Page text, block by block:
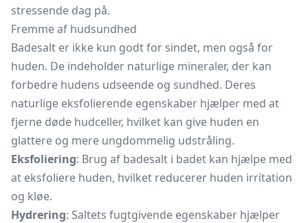
stressende dag på.
Fremme af hudsundhed
Badesalt er ikke kun godt for sindet, men også for
huden. De indeholder naturlige mineraler, der kan
forbedre hudens udseende og sundhed. Deres
naturlige eksfolierende egenskaber hjælper med at
fjerne døde hudceller, hvilket kan give huden en
glattere og mere ungdommelig udstråling.
Eksfoliering: Brug af badesalt i badet kan hjælpe med
at eksfoliere huden, hvilket reducerer huden irritation
og kløe.
Hydrering: Saltets fugtgivende egenskaber hjælper